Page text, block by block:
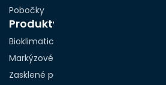
Pobočky
Produkty
Bioklimatické pergoly
Markýzové pergoly
Zasklené pergoly